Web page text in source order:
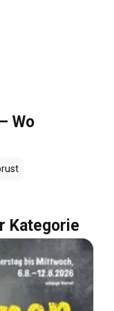
Wo
Kategorie